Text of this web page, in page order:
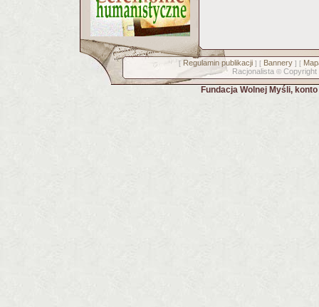
[ Regulamin publikacji] [ Bannery] [
Racjonalista © Copyright
Fundacja Wolnej Myśli,